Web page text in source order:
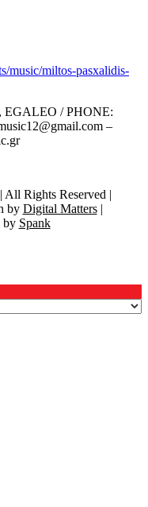
music/miltos-pasxalidis-
EGALEO / PHONE:
–
Rights Reserved |
by Digital Matters|
by Spank